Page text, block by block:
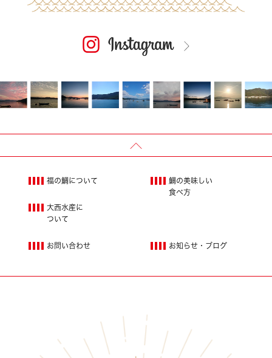
福の鯛について
鯛の美味しい
食べ方
大西水産に
ついて
お知らせ・ブログ
お問い合わせ